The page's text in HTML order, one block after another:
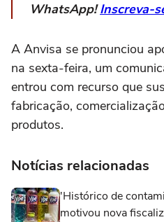
WhatsApp!Inscreva-
A Anvisa se pronunciou
na sexta-feira, um
entrou com recurso que
fabricação,
produtos.
Notícias relacionadas
'Histórico de
motivou nova